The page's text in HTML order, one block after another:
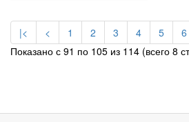
|< < 1 2 3 4 5 6
Показано с 91 по 105 из 114 (всего 8